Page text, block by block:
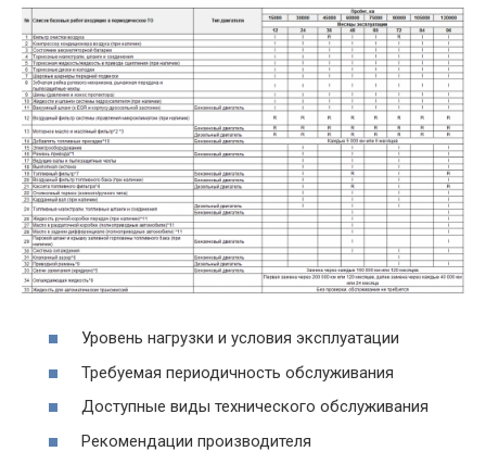
Уровень нагрузки и условия эксплуатации
Требуемая периодичность обслуживания
Доступные виды технического обслуживания
Рекомендации производителя